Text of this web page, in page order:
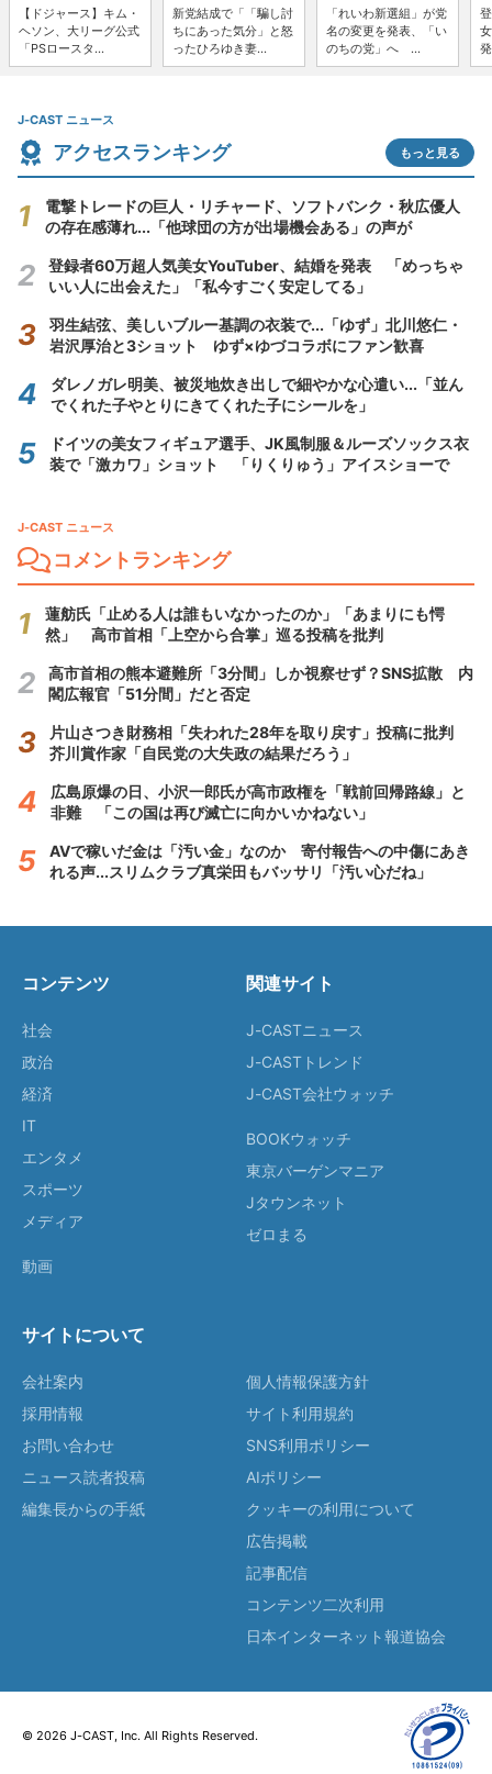
【ドジャース】キム・
ヘソン、大リーグ公式
「PSロースタ...
新党結成で「「騙し討
ちにあった気分」と怒
ったひろゆき妻...
「れいわ新選組」が党
名の変更を発表、「い
のちの党」へ ...
J-CAST ニュース
アクセスランキング もっと見る
電撃トレードの巨人・リチャード、ソフトバンク・秋広優人
の存在感薄れ...「他球団の方が出場機会ある」の声が
登録者60万超人気美女YouTuber、結婚を発表 「めっちゃ
いい人に出会えた」「私今すごく安定してる」
羽生結弦、美しいブルー基調の衣装で...「ゆず」北川悠仁・
岩沢厚治と3ショット ゆず×ゆづコラボにファン歓喜
ダレノガレ明美、被災地炊き出しで細やかな心遣い...「並ん
でくれた子やとりにきてくれた子にシールを」
ドイツの美女フィギュア選手、JK風制服＆ルーズソックス衣
装で「激カワ」ショット 「りくりゅう」アイスショーで
J-CAST ニュース
コメントランキング
蓮舫氏「止める人は誰もいなかったのか」「あまりにも愕
然」 高市首相「上空から合掌」巡る投稿を批判
高市首相の熊本避難所「3分間」しか視察せず？SNS拡散 内
閣広報官「51分間」だと否定
片山さつき財務相「失われた28年を取り戻す」投稿に批判
芥川賞作家「自民党の大失政の結果だろう」
広島原爆の日、小沢一郎氏が高市政権を「戦前回帰路線」と
非難 「この国は再び滅亡に向かいかねない」
AVで稼いだ金は「汚い金」なのか 寄付報告への中傷にあき
れる声...スリムクラブ真栄田もバッサリ「汚い心だね」
コンテンツ
社会
政治
経済
IT
エンタメ
スポーツ
メディア
動画
関連サイト
J-CASTニュース
J-CASTトレンド
J-CAST会社ウォッチ
BOOKウォッチ
東京バーゲンマニア
Jタウンネット
ゼロまる
サイトについて
会社案内
採用情報
お問い合わせ
ニュース読者投稿
編集長からの手紙
個人情報保護方針
サイト利用規約
SNS利用ポリシー
AIポリシー
クッキーの利用について
広告掲載
記事配信
コンテンツ二次利用
日本インターネット報道協会
© 2026 J-CAST, Inc. All Rights Reserved.